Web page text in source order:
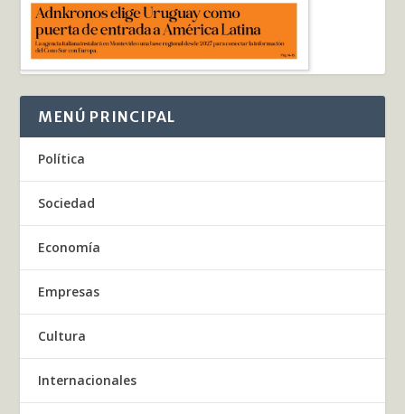
MENÚ PRINCIPAL
Política
Sociedad
Economía
Empresas
Cultura
Internacionales